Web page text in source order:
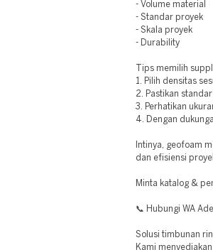
- Volume material
- Standar proyek
- Skala proyek
- Durability
Tips memilih
1. Pilih densitas
2. Pastikan
3. Perhatikan
4. Dengan
Intinya, geofoam
dan efisiensi
Minta katalog &
📞 Hubungi WA
Solusi timbunan
Kami